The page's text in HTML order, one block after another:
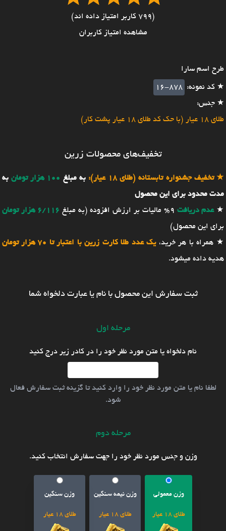
(799 کاربر امتیاز داده اند)
مشاهده امتیاز کاربران
طرح اسم سارا
★ کد نمونه: 16-878
★ جنس:
طلای 18 عیار (با حک کد طلای 18 عیار پشت کار)
تخفیف‌های محصولات زرین
★تخفیف جشنواره تابستانه (طلای 18 عیار): به مبلغ 100 هزار تومان
به
مدت محدود برای این محصول
★عدم دریافت 9% مالیات بر ارزش افزوده (به مبلغ
6/116 هزار تومان
برای این محصول)
★ همراه با هر خرید،یک عدد طلا کارت زرین با اعتبار تا 70 هزار تومان
هدیه داده میشود.
ثبت سفارش این محصول با نام یا عبارت دلخواه شما
مرحله اول
نام دلخواه یا متن مورد نظر خود را در کادر زیر درج کنید
لطفا نام یا متن مورد نظر خود را وارد کنید تا گزینه ثبت سفارش فعال
شود.
مرحله دوم
وزن و جنس مورد نظر خود را جهت سفارش انتخاب کنید.
وزن معمولی
طلای 18 عیار
وزن نیمه سنگین
طلای 18 عیار
وزن سنگین
طلای 18 عیار